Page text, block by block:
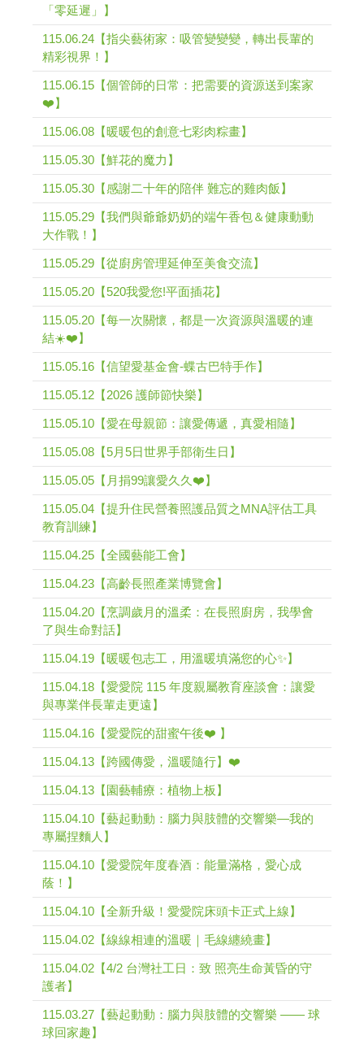
「零延遲」】
115.06.24【指尖藝術家：吸管變變變，轉出長輩的
精彩視界！】
115.06.15【個管師的日常：把需要的資源送到案家
❤️】
115.06.08【暖暖包的創意七彩肉粽畫】
115.05.30【鮮花的魔力】
115.05.30【感謝二十年的陪伴 難忘的雞肉飯】
115.05.29【我們與爺爺奶奶的端午香包＆健康動動
大作戰！】
115.05.29【從廚房管理延伸至美食交流】
115.05.20【520我愛您!平面插花】
115.05.20【每一次關懷，都是一次資源與溫暖的連
結☀️❤️】
115.05.16【信望愛基金會-蝶古巴特手作】
115.05.12【2026 護師節快樂】
115.05.10【愛在母親節：讓愛傳遞，真愛相隨】
115.05.08【5月5日世界手部衛生日】
115.05.05【月捐99讓愛久久❤️】
115.05.04【提升住民營養照護品質之MNA評估工具
教育訓練】
115.04.25【全國藝能工會】
115.04.23【高齡長照產業博覽會】
115.04.20【烹調歲月的溫柔：在長照廚房，我學會
了與生命對話】
115.04.19【暖暖包志工，用溫暖填滿您的心✨】
115.04.18【愛愛院 115 年度親屬教育座談會：讓愛
與專業伴長輩走更遠】
115.04.16【愛愛院的甜蜜午後❤️ 】
115.04.13【跨國傳愛，溫暖隨行】❤️
115.04.13【園藝輔療：植物上板】
115.04.10【藝起動動：腦力與肢體的交響樂—我的
專屬捏麵人】
115.04.10【愛愛院年度春酒：能量滿格，愛心成
蔭！】
115.04.10【全新升級！愛愛院床頭卡正式上線】
115.04.02【線線相連的溫暖｜毛線纏繞畫】
115.04.02【4/2 台灣社工日：致 照亮生命黃昏的守
護者】
115.03.27【藝起動動：腦力與肢體的交響樂 —— 球
球回家趣】